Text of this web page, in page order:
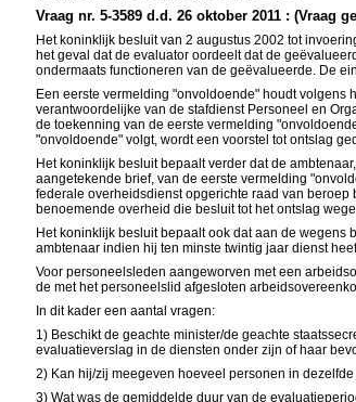
Vraag nr. 5-3589 d.d. 26 oktober 2011 : (Vraag
Het koninklijk besluit van 2 augustus 2002 tot
het geval dat de evaluator oordeelt dat de
ondermaats functioneren van de geëvalueerde. De
Een eerste vermelding "onvoldoende" houdt
verantwoordelijke van de stafdienst Personeel en
de toekenning van de eerste vermelding
"onvoldoende" volgt, wordt een voorstel tot ontslag
Het koninklijk besluit bepaalt verder dat de
aangetekende brief, van de eerste vermelding
federale overheidsdienst opgerichte raad van
benoemende overheid die besluit tot het ontslag
Het koninklijk besluit bepaalt ook dat aan de
ambtenaar indien hij ten minste twintig jaar dienst
Voor personeelsleden aangeworven met een
de met het personeelslid afgesloten
In dit kader een aantal vragen:
1) Beschikt de geachte minister/de geachte
evaluatieverslag in de diensten onder zijn of haar
2) Kan hij/zij meegeven hoeveel personen in
3) Wat was de gemiddelde duur van de